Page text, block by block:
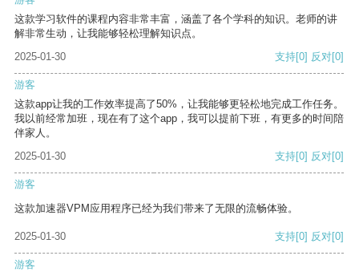
这款学习软件的课程内容非常丰富，涵盖了各个学科的知识。老师的讲
解非常生动，让我能够轻松理解知识点。
2025-01-30
支持[0] 反对[0]
游客
这款app让我的工作效率提高了50%，让我能够更轻松地完成工作任务。
我以前经常加班，现在有了这个app，我可以提前下班，有更多的时间陪
伴家人。
2025-01-30
支持[0] 反对[0]
游客
这款加速器VPM应用程序已经为我们带来了无限的流畅体验。
2025-01-30 支持[0] 反对[0]
游客